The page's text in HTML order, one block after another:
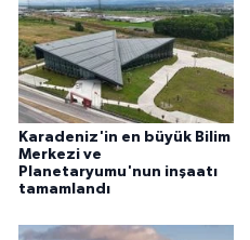
Karadeniz'in en büyük Bilim
Merkezi ve
Planetaryumu'nun inşaatı
tamamlandı